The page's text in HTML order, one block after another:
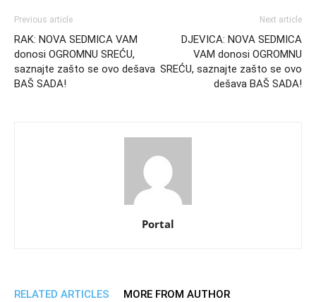
Previous article
RAK: NOVA SEDMICA VAM
donosi OGROMNU SREĆU,
saznajte zašto se ovo dešava
BAŠ SADA!
Next article
DJEVICA: NOVA SEDMICA
VAM donosi OGROMNU
SREĆU, saznajte zašto se ovo
dešava BAŠ SADA!
Portal
RELATED ARTICLES MORE FROM AUTHOR